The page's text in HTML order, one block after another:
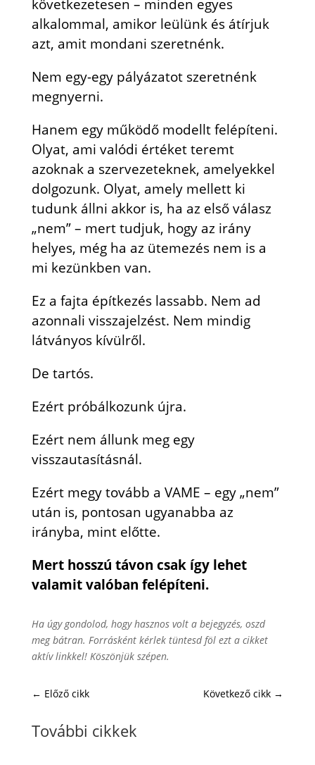
következetesen – minden egyes
alkalommal, amikor leülünk és átírjuk
azt, amit mondani szeretnénk.
Nem egy-egy pályázatot szeretnénk
megnyerni.
Hanem egy működő modellt felépíteni.
Olyat, ami valódi értéket teremt
azoknak a szervezeteknek, amelyekkel
dolgozunk. Olyat, amely mellett ki
tudunk állni akkor is, ha az első válasz
„nem” – mert tudjuk, hogy az irány
helyes, még ha az ütemezés nem is a
mi kezünkben van.
Ez a fajta építkezés lassabb. Nem ad
azonnali visszajelzést. Nem mindig
látványos kívülről.
De tartós.
Ezért próbálkozunk újra.
Ezért nem állunk meg egy
visszautasításnál.
Ezért megy tovább a VAME – egy „nem”
után is, pontosan ugyanabba az
irányba, mint előtte.
Mert hosszú távon csak így lehet
valamit valóban felépíteni.​​​​​​​​​​​​​​​​
Ha úgy gondolod, hogy hasznos volt a bejegyzés, oszd
meg bátran. Forrásként kérlek tüntesd föl ezt a cikket
aktív linkkel! Köszönjük szépen.
← Előző cikk Következő cikk →
További cikkek